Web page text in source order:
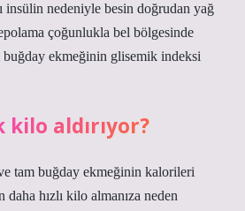
insülin nedeniyle besin doğrudan yağ
çoğunlukla bel bölgesinde
buğday ekmeğinin glisemik indeksi
kilo aldırıyor?
tam buğday ekmeğinin kalorileri
daha hızlı kilo almanıza neden